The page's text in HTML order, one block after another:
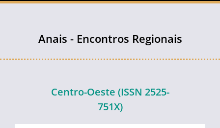
Anais - Encontros Regionais
Centro-Oeste (ISSN 2525-
751X)